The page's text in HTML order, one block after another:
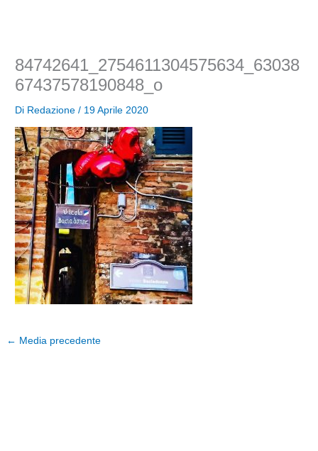
84742641_2754611304575634_63038
67437578190848_o
Di Redazione/ 19 Aprile 2020
← Media precedente